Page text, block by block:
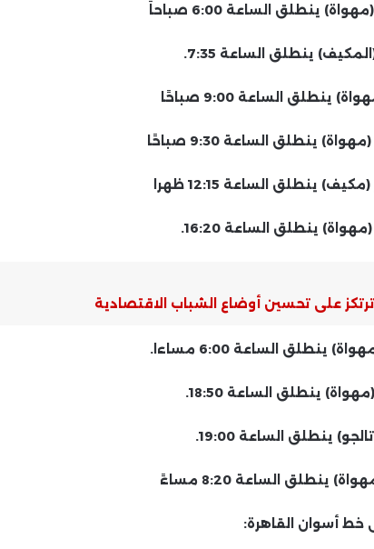
ترتكز على تحسين أوضاع الشباب الاقتصادية
خط أسوان القاهرة: